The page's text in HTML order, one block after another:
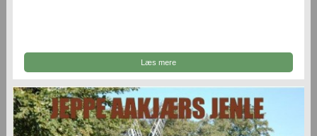
Læs mere